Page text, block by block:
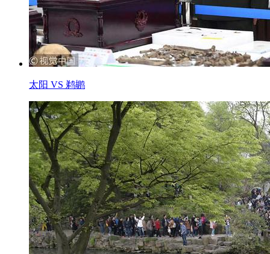
太阳 VS 鹈鹕